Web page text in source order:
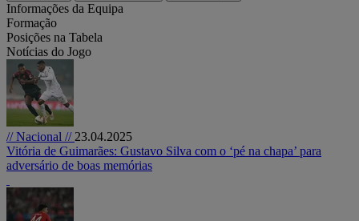
Informações da Equipa
Formação
Posições na Tabela
Notícias do Jogo
// Nacional // 23.04.2025
Vitória de Guimarães: Gustavo Silva com o ‘pé na chapa’ para
adversário de boas memórias